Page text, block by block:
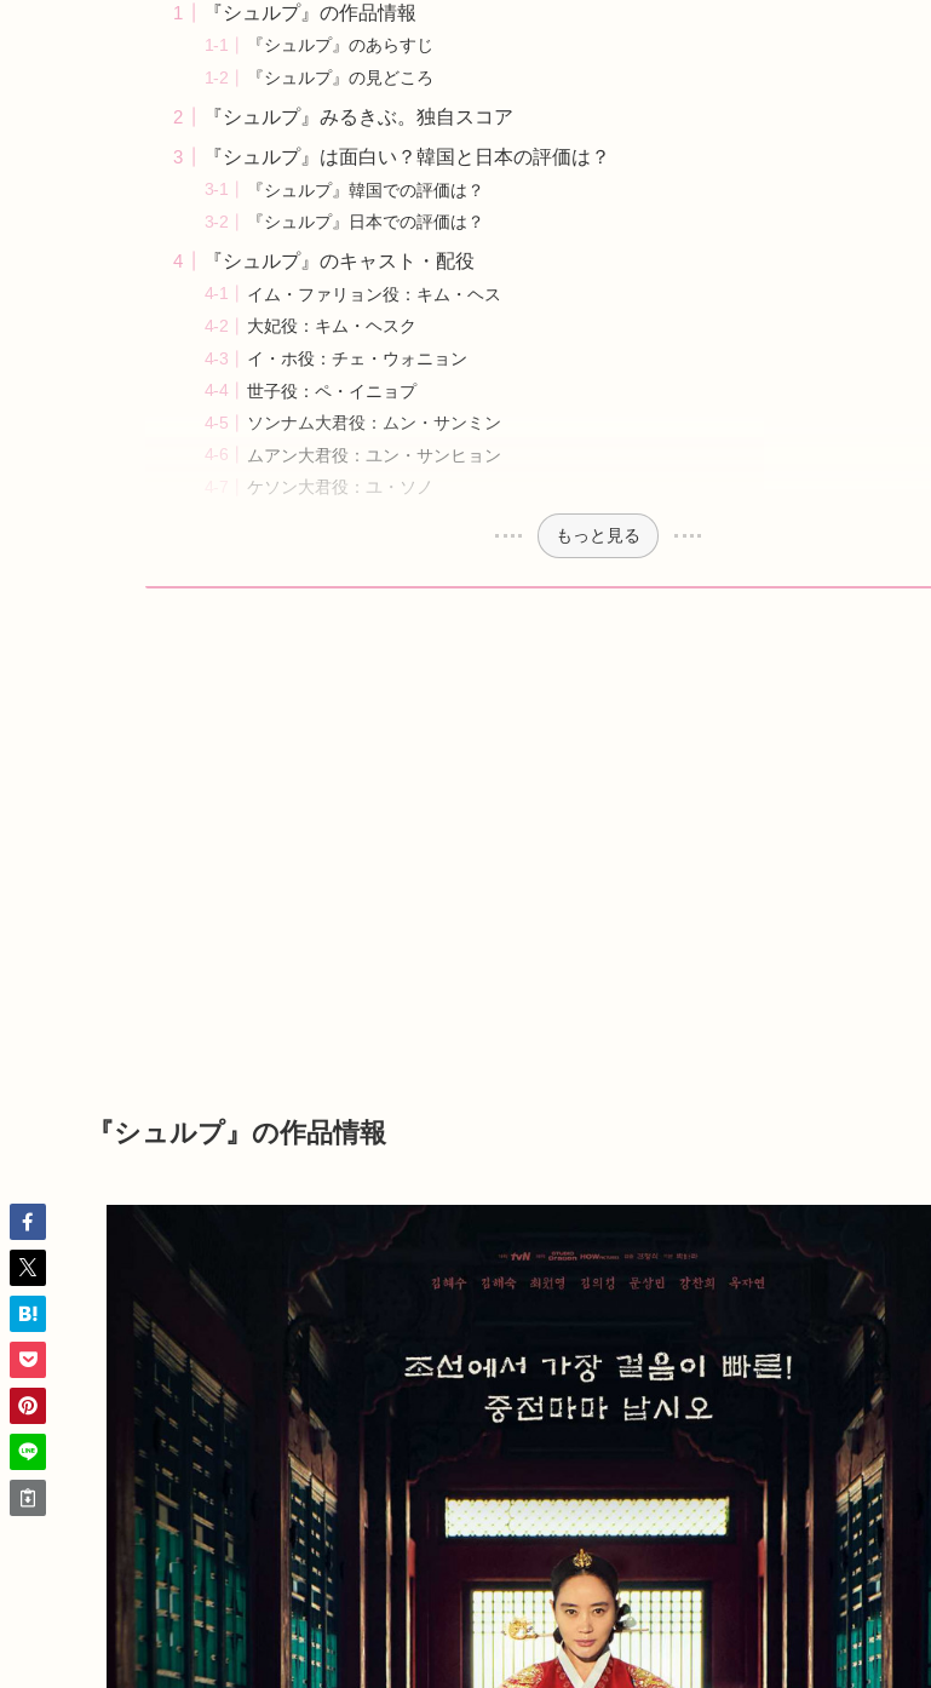
『シュルプ』の作品情報
『シュルプ』のあらすじ
『シュルプ』の見どころ
『シュルプ』みるきぶ。独自スコア
『シュルプ』は面白い？韓国と日本の評価は？
『シュルプ』韓国での評価は？
『シュルプ』日本での評価は？
『シュルプ』のキャスト・配役
イム・ファリョン役：キム・ヘス
大妃役：キム・ヘスク
イ・ホ役：チェ・ウォニョン
世子役：ペ・イニョプ
ソンナム大君役：ムン・サンミン
ムアン大君役：ユン・サンヒョン
ケソン大君役：ユ・ソノ
もっと見る
『シュルプ』の作品情報